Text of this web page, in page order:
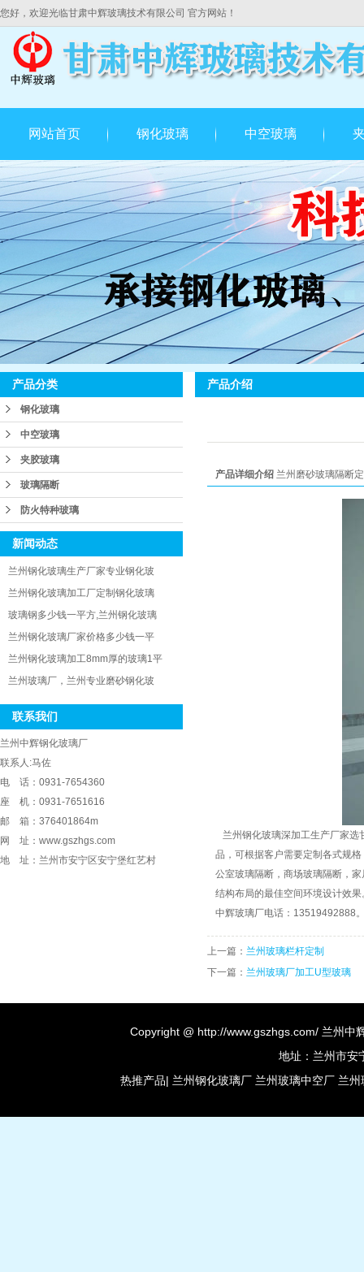
您好，欢迎光临甘肃中辉玻璃技术有限公司 官方网站！
网站首页 钢化玻璃 中空玻璃
产品分类
钢化玻璃
中空玻璃
夹胶玻璃
玻璃隔断
防火特种玻璃
新闻动态
兰州钢化玻璃生产厂家专业钢化玻
兰州钢化玻璃加工厂定制钢化玻璃
玻璃钢多少钱一平方,兰州钢化玻璃
兰州钢化玻璃厂家价格多少钱一平
兰州钢化玻璃加工8mm厚的玻璃1平
兰州玻璃厂，兰州专业磨砂钢化玻
联系我们
兰州中辉钢化玻璃厂
联系人:马佐
电 话：0931-7654360
座 机：0931-7651616
邮 箱：376401864m
网 址：www.gszhgs.com
地 址：兰州市安宁区安宁堡红艺村
产品介绍
产品详细介绍 兰州磨砂玻璃隔断
兰州钢化玻璃深加工生产厂家选
品，可根据客户需要定制各式规
公室玻璃隔断，商场玻璃隔断，
结构布局的最佳空间环境设计效果
中辉玻璃厂电话：13519492888
上一篇： 兰州玻璃栏杆定制
下一篇： 兰州玻璃厂加工U型玻璃
Copyright @ http://www.gszhgs.com/ 兰州中
地址：兰州市
热推产品| 兰州钢化玻璃厂 兰州玻璃中空厂 兰州